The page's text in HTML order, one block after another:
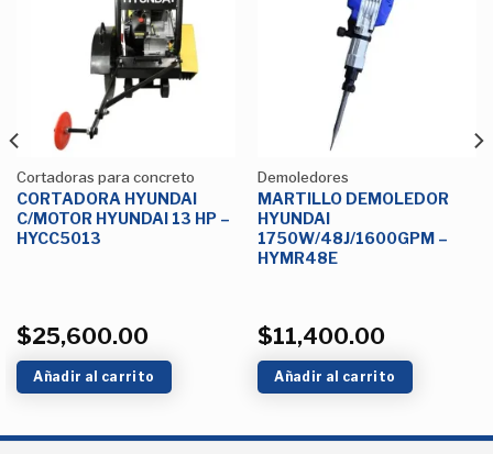
Añadir
a la
Lista de
deseos
Cortadoras para concreto
CORTADORA HYUNDAI
C/MOTOR HYUNDAI 13 HP –
HYCC5013
$25,600.00
Añadir al carrito
Demoledores
MARTILLO DEMOLEDOR
HYUNDAI
1750W/48J/1600GPM –
HYMR48E
$11,400.00
Añadir al carrito